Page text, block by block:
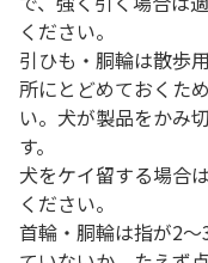
ください。
引ひも・胴輪は散歩
所にとどめておくた
い。犬が製品をかみ
す。
犬をケイ留する場合
ください。
首輪・胴輪は指が2